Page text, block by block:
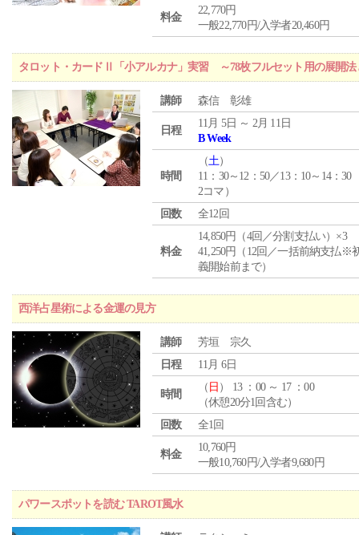
料金
22,770円
一般22,770円/入学者20,460円
タロット・カードⅡ「小アルカナ」実習 ～78枚フルセット用の展開法
講師 森信 彰雄
日程
11月 5日 ～ 2月 11日
B Week
時間
（土）
11：30～12：50／13：10～14：30
2コマ）
回数
全12回
料金
14,850円（4回／分割支払い）×3
41,250円（12回／一括前納支払※
義開始前まで）
西洋占星術による金運の見方
講師
芳垣 宗久
日程
11月 6日
時間
（ 日 ） 13 ：00 ～ 17 ：00
（休憩20分1回含む）
回数
全1回
料金
10,760円
一般10,760円/入学者9,680円
パワースポットを読む TAROT風水